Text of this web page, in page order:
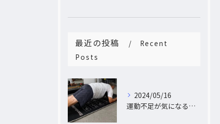
最近の投稿
Recent
Posts
2024/05/16
運動不足が気になるあなたへ。大阪中崎町で自宅にパーソナルトレーナーがおうかがし!プライベート空間で理想のカラダづくり